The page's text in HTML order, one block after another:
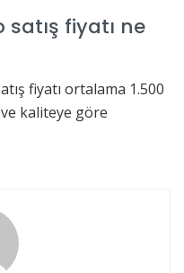
satış fiyatı ne
fiyatı ortalama 1.500
kaliteye göre